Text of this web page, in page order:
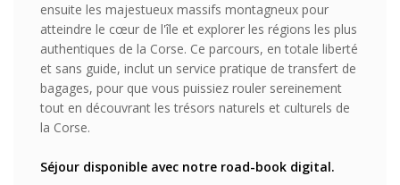
ensuite les majestueux massifs montagneux pour
atteindre le cœur de l'île et explorer les régions les plus
authentiques de la Corse. Ce parcours, en totale liberté
et sans guide, inclut un service pratique de transfert de
bagages, pour que vous puissiez rouler sereinement
tout en découvrant les trésors naturels et culturels de
la Corse.
Séjour disponible avec notre road-book digital.